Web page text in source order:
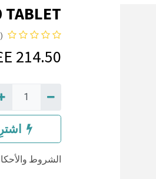
214.50
الشروط